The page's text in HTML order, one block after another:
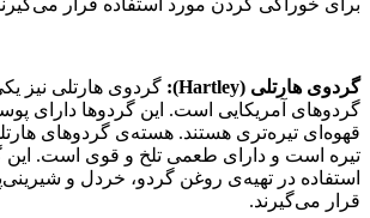
برای خوراکی کردن مورد استفاده قرار
گردوی هارتلی (Hartley):
گردوی هارتلی نیز
گردوهای آمریکایی است. این گردوها دارای
قهوه‌ای تیره‌تری هستند. هسته‌ی گردوهای
تیره است و دارای طعمی تلخ و قوی است. این
استفاده در تهیه‌ی روغن گردو، خردل و
قرار می‌گیرند.